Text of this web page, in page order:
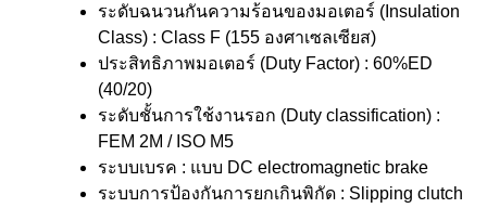
ระดับฉนวนกันความร้อนของมอเตอร์ (Insulation
Class) : Class F (155 องศาเซลเซียส)
ประสิทธิภาพมอเตอร์ (Duty Factor) : 60%ED
(40/20)
ระดับชั้นการใช้งานรอก (Duty classification) :
FEM 2M / ISO M5
ระบบเบรค : แบบ DC electromagnetic brake
ระบบการป้องกันการยกเกินพิกัด : Slipping clutch